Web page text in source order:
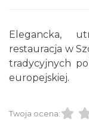
Elegancka,
restauracja w
tradycyjnych
europejskiej.
Twoja ocena: